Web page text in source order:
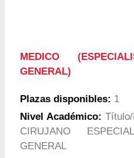
MEDICO
GENERAL)
Plazas disponibles: 1
Nivel Académico:
CIRUJANO
GENERAL